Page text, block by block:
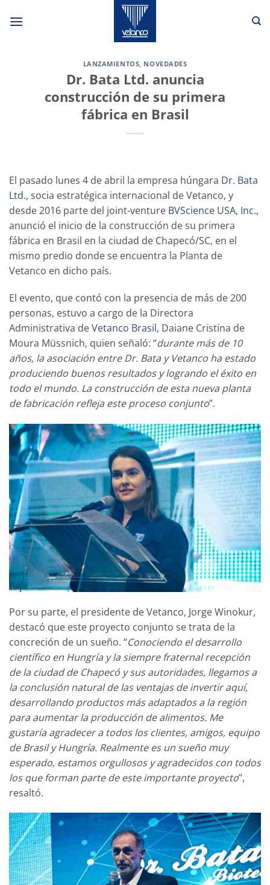
LANZAMIENTOS, NOVEDADES
Dr. Bata Ltd. anuncia
construcción de su primera
fábrica en Brasil
El pasado lunes 4 de abril la empresa húngara Dr. Bata
Ltd., socia estratégica internacional de Vetanco, y
desde 2016 parte del joint-venture BVScience USA, Inc.,
anunció el inicio de la construcción de su primera
fábrica en Brasil en la ciudad de Chapecó/SC, en el
mismo predio donde se encuentra la Planta de
Vetanco en dicho país.
El evento, que contó con la presencia de más de 200
personas, estuvo a cargo de la Directora
Administrativa deVetanco Brasil, Daiane Cristina de
Moura Müssnich, quien señaló: “durante más de 10
años, la asociación entre Dr. Bata y Vetanco ha estado
produciendo buenos resultados y logrando el éxito en
todo el mundo. La construcción de esta nueva planta
de fabricación refleja este proceso conjunto”.
Por su parte, el presidente de Vetanco, Jorge Winokur,
destacó que este proyecto conjunto se trata de la
concreción de un sueño. “Conociendo el desarrollo
científico en Hungría y la siempre fraternal recepción
de la ciudad de Chapecó y sus autoridades, llegamos a
la conclusión natural de las ventajas de invertir aquí,
desarrollando productos más adaptados a la región
para aumentar la producción de alimentos. Me
gustaría agradecer a todos los clientes, amigos, equipo
de Brasil y Hungría. Realmente es un sueño muy
esperado, estamos orgullosos y agradecidos con todos
los que forman parte de este importante proyecto”,
resaltó.